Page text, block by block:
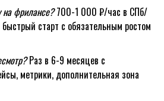
на фрилансе?700-1 000 ₽/час в СПб/
старт с обязательным ростом
Раз в 6-9 месяцев с
метрики, дополнительная зона